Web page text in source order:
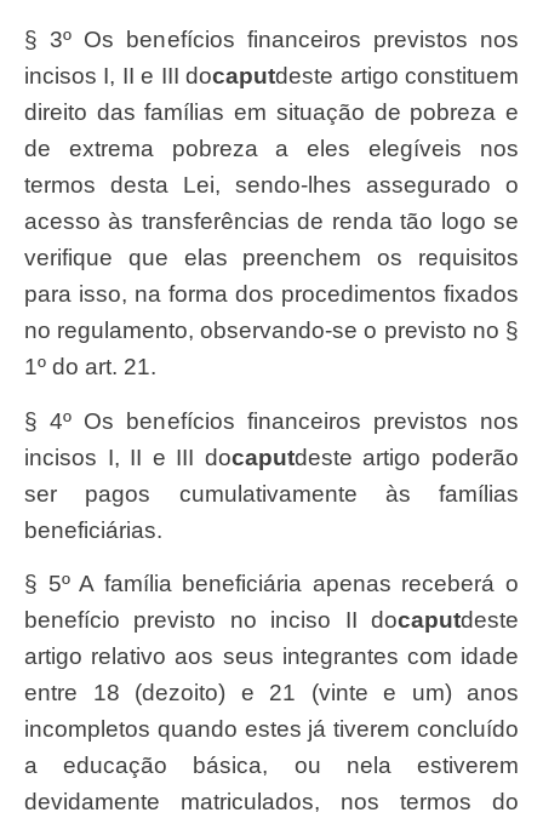
§ 3º Os benefícios financeiros previstos nos
incisos I, II e III do caputdeste artigo constituem
direito das famílias em situação de pobreza e
de extrema pobreza a eles elegíveis nos
termos desta Lei, sendo-lhes assegurado o
acesso às transferências de renda tão logo se
verifique que elas preenchem os requisitos
para isso, na forma dos procedimentos fixados
no regulamento, observando-se o previsto no §
1º do art. 21.
§ 4º Os benefícios financeiros previstos nos
incisos I, II e III do caputdeste artigo poderão
ser pagos cumulativamente às famílias
beneficiárias.
§ 5º A família beneficiária apenas receberá o
benefício previsto no inciso II do caputdeste
artigo relativo aos seus integrantes com idade
entre 18 (dezoito) e 21 (vinte e um) anos
incompletos quando estes já tiverem concluído
a educação básica, ou nela estiverem
devidamente matriculados, nos termos do